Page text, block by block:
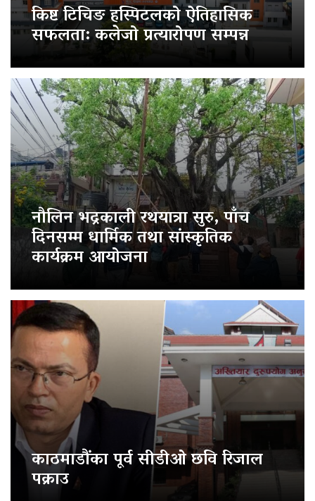
किष्ट टिचिङ हस्पिटलको ऐतिहासिक
सफलता: कलेजो प्रत्यारोपण सम्पन्न
नौलिन भद्रकाली रथयात्रा सुरु, पाँच
दिनसम्म धार्मिक तथा सांस्कृतिक
कार्यक्रम आयोजना
काठमाडौंका पूर्व सीडीओ छवि रिजाल
पक्राउ